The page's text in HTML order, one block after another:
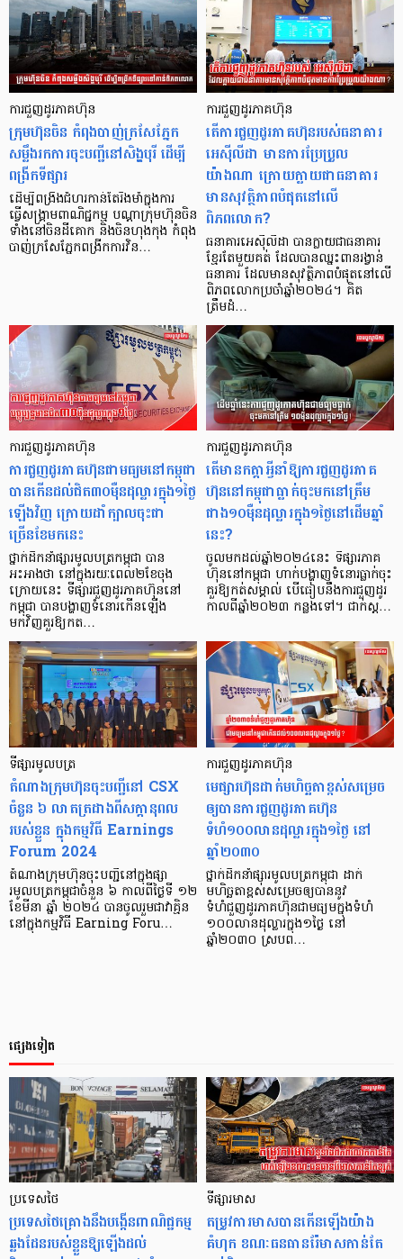
ការជួញដូរភាគហ៊ុន
ក្រុមហ៊ុនចិន កំពុងបាញ់ក្រសែភ្នែក
សម្លឹងរកការចុះបញ្ជីនៅសិង្ហបុរី ដើម្បី
ពង្រីកទីផ្សារ
ដើម្បីពង្រឹងជំហរកាន់តែរឹងមាំក្នុងការ
ធ្វើសង្រ្គាមពាណិជ្ជកម្ម បណ្តាក្រុមហ៊ុនចិន
ទាំងនៅចិនដីគោក និងចិនហុងកុង កំពុង
បាញ់ក្រសែភ្នែកពង្រីកការវិន…
ការជួញដូរភាគហ៊ុន
តើការជួញដូរភាគហ៊ុនរបស់ធនាគារ
អេស៊ីលីដា មានការប្រែប្រួល
យ៉ាងណា ក្រោយក្លាយជាធនាគារ
មានសុវត្ថិភាពបំផុតនៅលើ
ពិភពលោក?
ធនាគារអេស៊ីលីដា បានក្លាយជាធនាគារ
ខ្មែរតែមួយគត់ ដែលបានឈ្នះពានរង្វាន់
ធនាគារ ដែលមានសុវត្ថិភាពបំផុតនៅលើ
ពិភពលោកប្រចាំឆ្នាំ២០២៤។ គិត
ត្រឹមដំ…
ការជួញដូរភាគហ៊ុន
ការជួញដូរភាគហ៊ុនជាមធ្យមនៅកម្ពុជា
បានកើនដល់ជិត៣០ម៉ឺនដុល្លារក្នុង១ថ្ងៃ
ឡើងវិញ ក្រោយដាំក្បាលចុះជា
ច្រើនខែមកនេះ
ថ្នាក់ដឹកនាំផ្សារមូលបត្រកម្ពុជា បាន
អះអាងថា នៅក្នុងរយៈពេល២ខែចុង
ក្រោយនេះ ទីផ្សារជួញដូរភាគហ៊ុននៅ
កម្ពុជា បានបង្ហាញទំនោរកើនឡើង
មកវិញគួរឱ្យកត…
ការជួញដូរភាគហ៊ុន
តើមានកត្តាអ្វីនាំឱ្យការជួញដូរភាគ
ហ៊ុននៅកម្ពុជាធ្លាក់ចុះមកនៅត្រឹម
ជាង១០ម៉ឺនដុល្លារក្នុង១ថ្ងៃនៅដើមឆ្នាំ
នេះ?
ចូលមកដល់ឆ្នាំ២០២៤នេះ ទីផ្សារភាគ
ហ៊ុននៅកម្ពុជា ហាក់បង្ហាញទំនោរធ្លាក់ចុះ
គួរឱ្យកត់សម្គាល់ បើធៀបនឹងការជួញដូរ
កាលពីឆ្នាំ២០២៣ កន្លងទៅ។ ជាក់ស្ត…
ទីផ្សារមូលបត្រ
តំណាងក្រុមហ៊ុនចុះបញ្ជីនៅ CSX
ចំនួន ៦ លាតត្រដាងពីសក្ដានុពល
របស់ខ្លួន ក្នុងកម្មវិធី Earnings
Forum 2024
តំណាងក្រុមហ៊ុនចុះបញ្ជីនៅក្នុងផ្សា
រមូលបត្រកម្ពុជាចំនួន ៦ កាលពីថ្ងៃទី ១២
ខែមីនា ឆ្នាំ ២០២៤ បានចូលរួមជាវាគ្មិន
នៅក្នុងកម្មវិធី Earning Foru…
ការជួញដូរភាគហ៊ុន
មេផ្សារហ៊ុនដាក់មហិច្ឆតាខ្ពស់សម្រេច
ឲ្យបានការជួញដូរភាគហ៊ុន
ទំហំ១០០លានដុល្លារក្នុង១ថ្ងៃ នៅ
ឆ្នាំ២០៣០
ថ្នាក់ដឹកនាំផ្សារមូលបត្រកម្ពុជា ដាក់
មហិច្ឆតាខ្ពស់សម្រេចឲ្យបាននូវ
ទំហំជួញដូរភាគហ៊ុនជាមធ្យមក្នុងទំហំ
១០០លានដុល្លារក្នុង១ថ្ងៃ នៅ
ឆ្នាំ២០៣០ ស្របព…
ផ្សេងទៀត
ប្រទេសថៃ
ប្រទេសថៃគ្រោងនឹងបង្កើនពាណិជ្ជកម្ម
ឆ្លងដែនរបស់ខ្លួនឱ្យឡើងដល់
ទីផ្សារមាស
តម្រូវការមាសបានកើនឡើងយ៉ាង
គំហុក ខណៈធនធានរ៉ែមាសកាន់តែ